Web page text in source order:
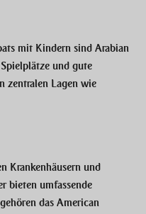
mit Kindern sind Arabian
und gute
zentralen Lagen wie
Krankenhäusern und
bieten umfassende
das American